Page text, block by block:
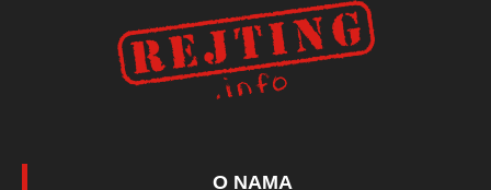
O NAMA